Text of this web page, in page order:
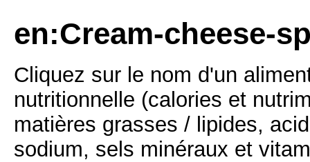
en:Cream-cheese-
Cliquez sur le nom d'un
nutritionnelle (calories et
matières grasses / lipides,
sodium, sels minéraux et